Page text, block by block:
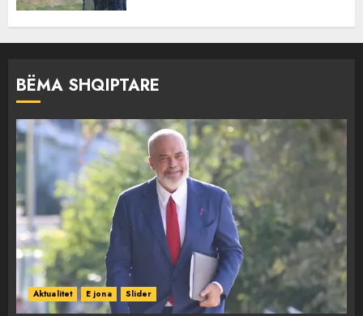
BËMA SHQIPTARE
Aktualitet E jona Slider